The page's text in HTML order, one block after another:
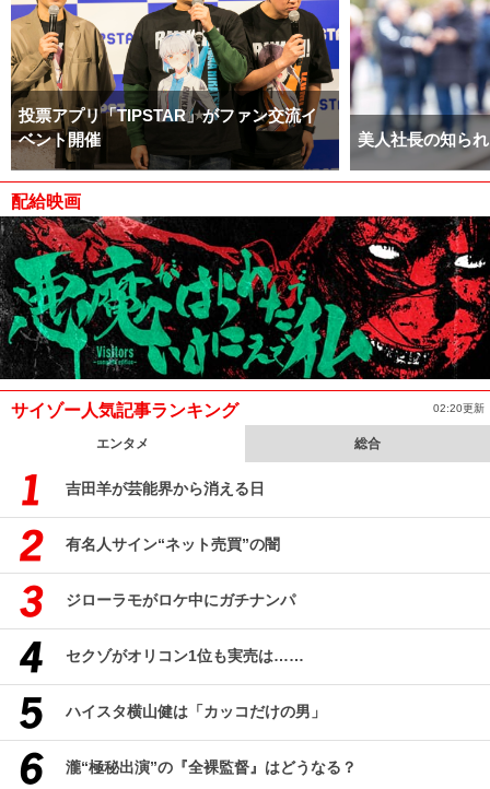
投票アプリ「TIPSTAR」がファン交流イ
ベント開催
美人社長の知ら
配給映画
サイゾー人気記事ランキング 02:20更新
エンタメ 総合
吉田羊が芸能界から消える日
有名人サイン“ネット売買”の闇
ジローラモがロケ中にガチナンパ
セクゾがオリコン1位も実売は……
ハイスタ横山健は「カッコだけの男」
瀧“極秘出演”の『全裸監督』はどうなる？